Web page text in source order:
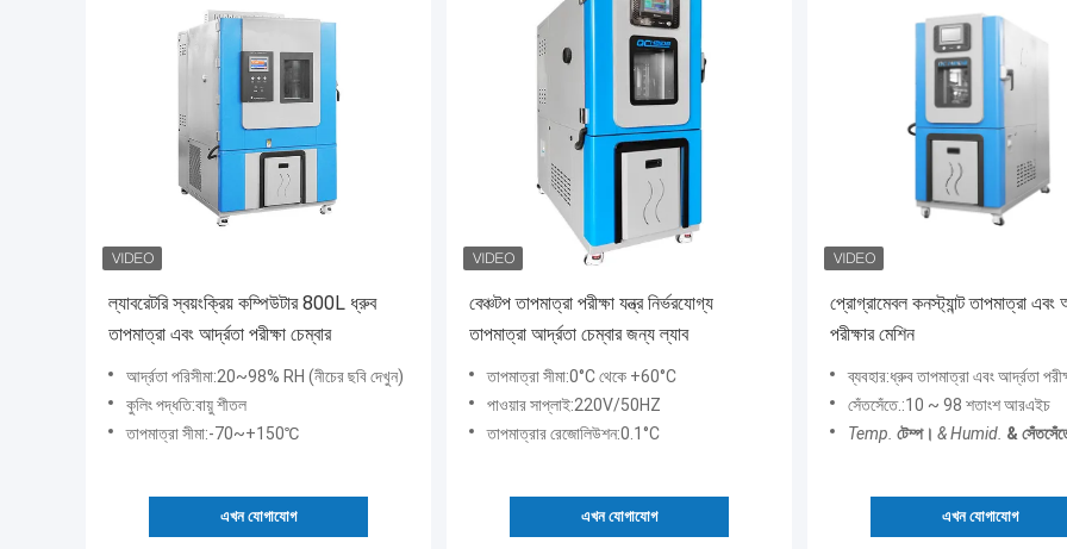
ল্যাবরেটরি স্বয়ংক্রিয় কম্পিউটার 800L ধ্রুব
তাপমাত্রা এবং আর্দ্রতা পরীক্ষা চেম্বার
আর্দ্রতা পরিসীমা:20~98% RH (নীচের ছবি দেখুন)
কুলিং পদ্ধতি:বায়ু শীতল
তাপমাত্রা সীমা:-70~+150℃
এখন যোগাযোগ
বেঞ্চটপ তাপমাত্রা পরীক্ষা যন্ত্র নির্ভরযোগ্য
তাপমাত্রা আর্দ্রতা চেম্বার জন্য ল্যাব
তাপমাত্রা সীমা:0°C থেকে +60°C
পাওয়ার সাপ্লাই:220V/50HZ
তাপমাত্রার রেজোলিউশন:0.1°C
এখন যোগাযোগ
প্রোগ্রামেবল কনস্ট্যান্ট তাপমাত্রা এবং
পরীক্ষার মেশিন
ব্যবহার:ধ্রুব তাপমাত্রা এবং আর্দ্রতা
সেঁতসেঁতে.:10 ~ 98 শতাংশ আরএইচ
Temp. টেম্প। & Humid. &
এখন যোগাযোগ